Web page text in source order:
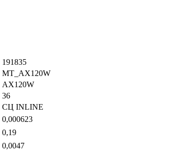
191835
MT_AX120W
AX120W
36
СЦ INLINE
0,000623
0,19
0,0047